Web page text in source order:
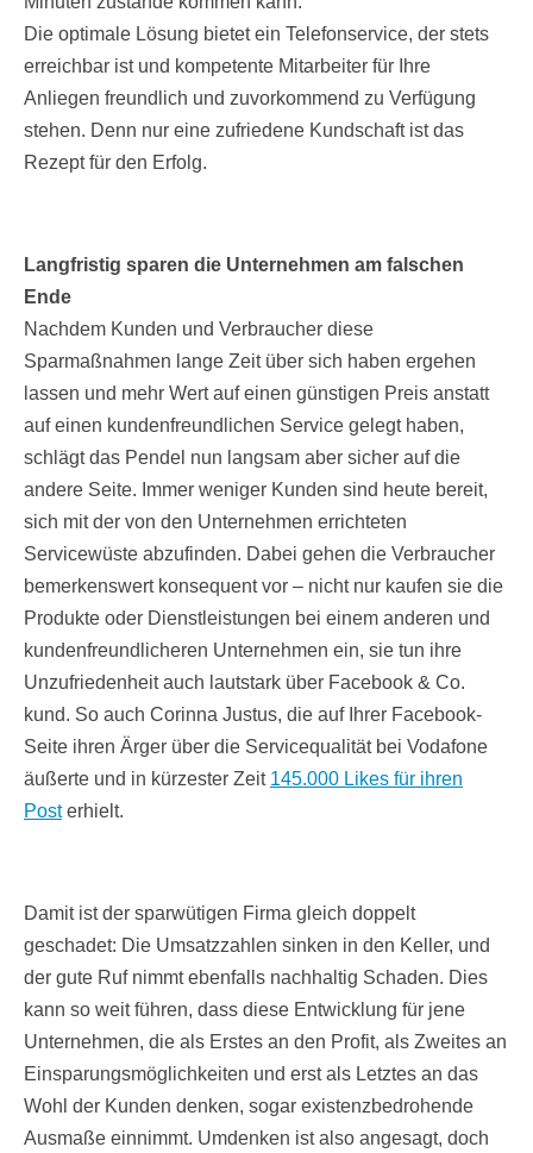
Die optimale Lösung bietet ein Telefonservice, der stets
erreichbar ist und kompetente Mitarbeiter für Ihre
Anliegen freundlich und zuvorkommend zu Verfügung
stehen. Denn nur eine zufriedene Kundschaft ist das
Rezept für den Erfolg.
Langfristig sparen die Unternehmen am falschen
Ende
Nachdem Kunden und Verbraucher diese
Sparmaßnahmen lange Zeit über sich haben ergehen
lassen und mehr Wert auf einen günstigen Preis anstatt
auf einen kundenfreundlichen Service gelegt haben,
schlägt das Pendel nun langsam aber sicher auf die
andere Seite. Immer weniger Kunden sind heute bereit,
sich mit der von den Unternehmen errichteten
Servicewüste abzufinden. Dabei gehen die Verbraucher
bemerkenswert konsequent vor – nicht nur kaufen sie die
Produkte oder Dienstleistungen bei einem anderen und
kundenfreundlicheren Unternehmen ein, sie tun ihre
Unzufriedenheit auch lautstark über Facebook & Co.
kund. So auch Corinna Justus, die auf Ihrer Facebook-
Seite ihren Ärger über die Servicequalität bei Vodafone
äußerte und in kürzester Zeit 145.000 Likes für ihren
Posterhielt.
Damit ist der sparwütigen Firma gleich doppelt
geschadet: Die Umsatzzahlen sinken in den Keller, und
der gute Ruf nimmt ebenfalls nachhaltig Schaden. Dies
kann so weit führen, dass diese Entwicklung für jene
Unternehmen, die als Erstes an den Profit, als Zweites an
Einsparungsmöglichkeiten und erst als Letztes an das
Wohl der Kunden denken, sogar existenzbedrohende
Ausmaße einnimmt. Umdenken ist also angesagt, doch